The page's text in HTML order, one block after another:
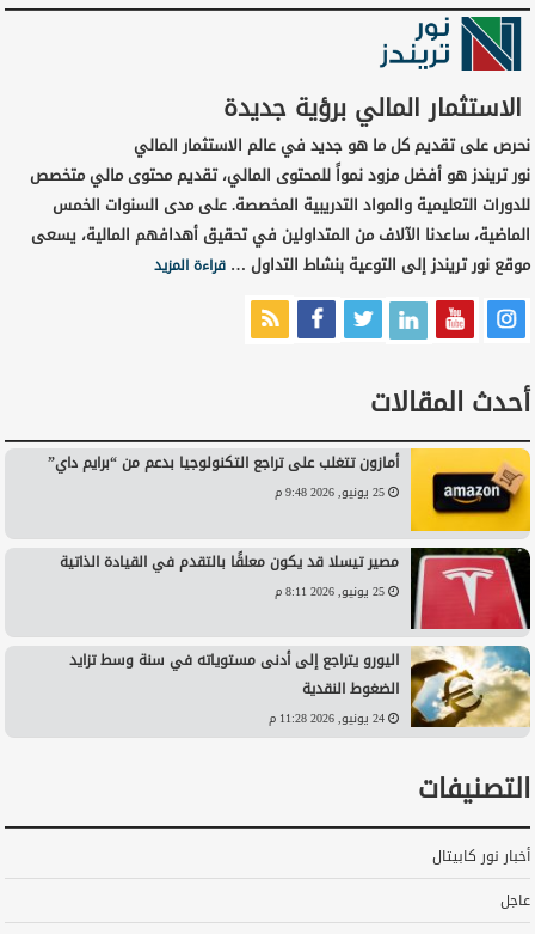
الاستثمار المالي برؤية جديدة
نحرص على تقديم كل ما هو جديد في عالم الاستثمار المالي
نور تريندز هو أفضل مزود نمواً للمحتوى المالي، تقديم محتوى مالي متخصص
للدورات التعليمية والمواد التدريبية المخصصة. على مدى السنوات الخمس
الماضية، ساعدنا الآلاف من المتداولين في تحقيق أهدافهم المالية، يسعى
موقع نور تريندز إلى التوعية بنشاط التداول …قراءة المزيد
أحدث المقالات
أمازون تتغلب على تراجع التكنولوجيا بدعم من “برايم داي”
25 يونيو, 2026 9:48 م
مصير تيسلا قد يكون معلقًا بالتقدم في القيادة الذاتية
25 يونيو, 2026 8:11 م
اليورو يتراجع إلى أدنى مستوياته في سنة وسط تزايد
الضغوط النقدية
24 يونيو, 2026 11:28 م
التصنيفات
أخبار نور كابيتال
عاجل